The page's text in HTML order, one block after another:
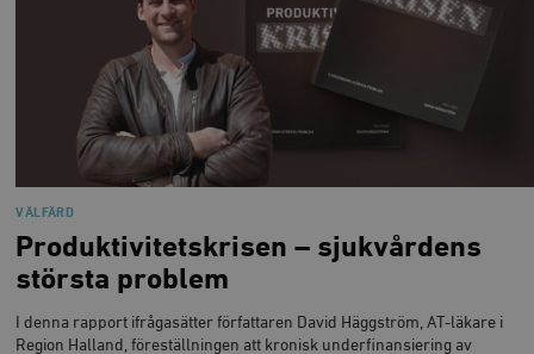
VÄLFÄRD
Produktivitetskrisen – sjukvårdens
största problem
I denna rapport ifrågasätter författaren David Häggström, AT-läkare i
Region Halland, föreställningen att kronisk underfinansiering av